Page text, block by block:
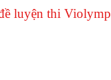
luyện thi